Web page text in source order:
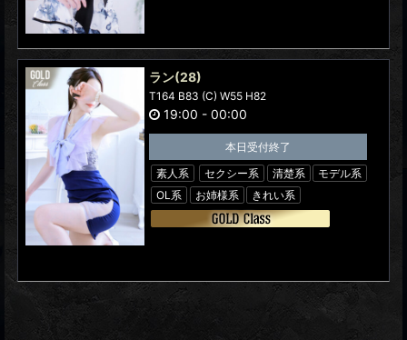
ラン(28)
T164 B83 (C) W55 H82
19:00 - 00:00
本日受付終了
素人系
セクシー系 清楚系
モデル系
OL系
お姉様系 きれい系